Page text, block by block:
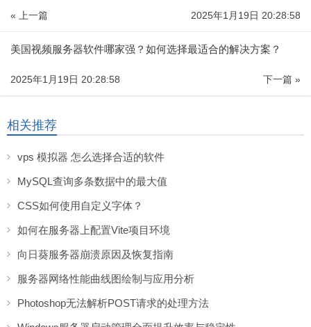
« 上一篇 2025年1月19日 20:28:58
美国视频服务器软件哪家强？如何选择最适合的解决方案？
下一篇 »
2025年1月19日 20:28:58
相关推荐
vps 模拟器 怎么选择合适的软件
MySQL查询多条数据中的最大值
CSS如何使用自定义字体？
如何在服务器上配置Vite项目环境
向日葵服务器崩溃原因及恢复指南
服务器网络性能曲线图绘制与应用分析
Photoshop无法解析POST请求的处理方法